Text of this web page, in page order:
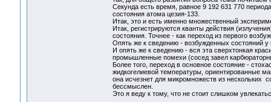
Секунда есть время, равное 9 192 631 770
состояния атома цезия-133.
Итак, это и есть именно множественный
Итак, регистрируются кванты действия
состояния. Точнее - как переход из первого
Опять же к сведению - возбужденных состояний у
И опять же к сведению - вся эта сверхтонкая
промышленные помехи (сосед завел
Более того, переход в основное состояние -
жидкогелиевой температуры, ориентированные
она исчезнет для микромножеств из нескольких
бессмыслен.
Это я веду к тому, что не стоит слишком